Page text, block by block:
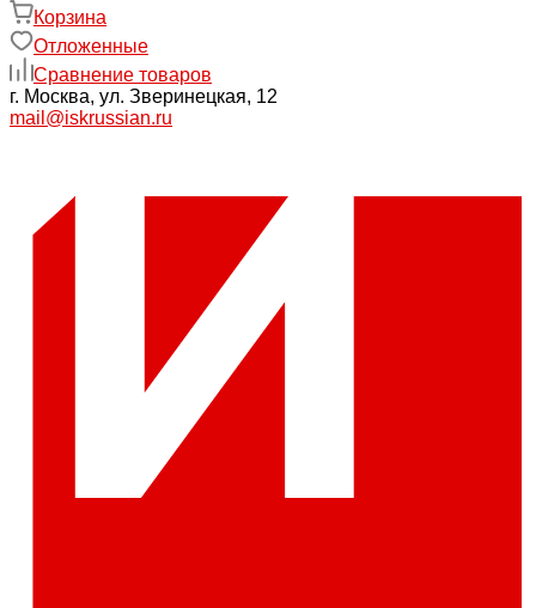
Корзина
Отложенные
Сравнение товаров
г. Москва, ул. Зверинецкая, 12
mail@iskrussian.ru